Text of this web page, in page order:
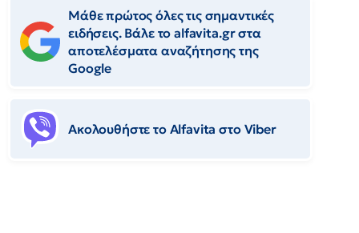
Μάθε πρώτος όλες τις σημαντικές
ειδήσεις. Βάλε το alfavita.gr στα
αποτελέσματα αναζήτησης της
Google
Ακολουθήστε το Αlfavita στο Viber